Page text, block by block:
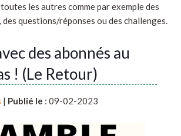
les autres comme par exemple des
questions/réponses ou des challenges.
des abonnés au
! (Le Retour)
| Publié le : 09-02-2023